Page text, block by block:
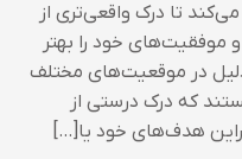
تا درک واقعی‌تری از
خود را بهتر
دلیل در موقعیت‌های مختلف
که درک درستی از
هدف‌های خود یا[…]